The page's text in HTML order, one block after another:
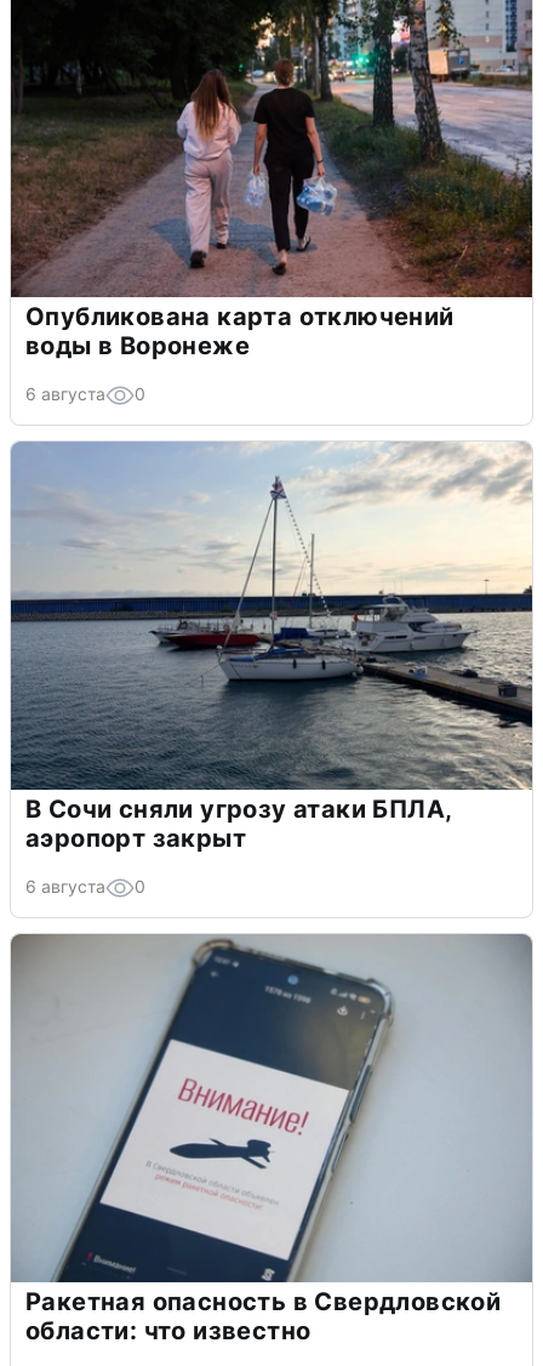
Опубликована карта отключений
воды в Воронеже
6 августа 0
В Сочи сняли угрозу атаки БПЛА,
аэропорт закрыт
6 августа 0
Ракетная опасность в Свердловской
области: что известно